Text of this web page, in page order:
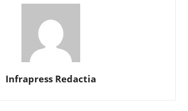
Infrapress Redactia